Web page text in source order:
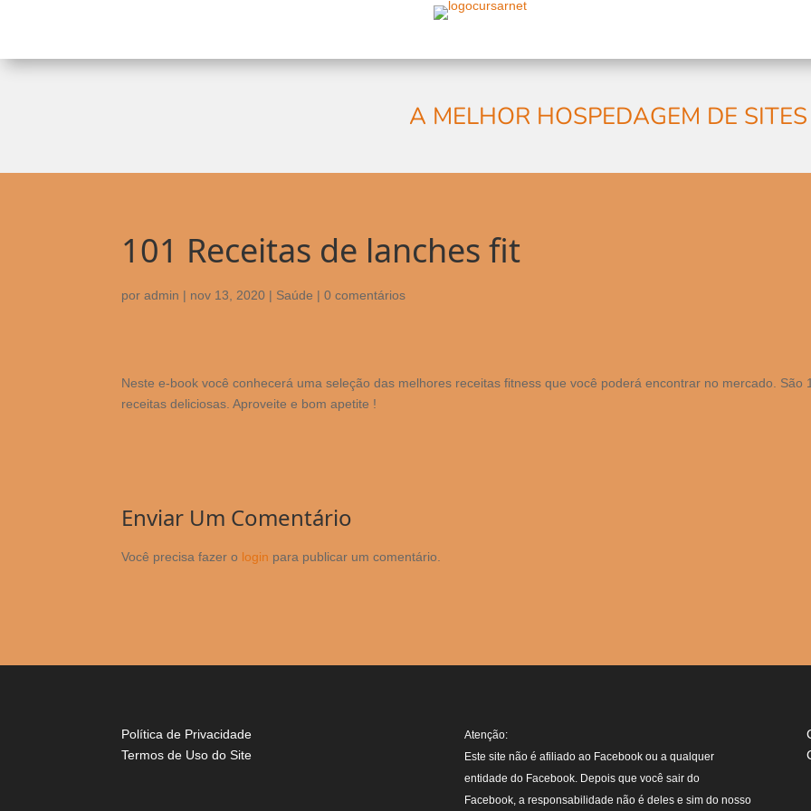
A MELHOR HOSPEDAGEM DE SITES
101 Receitas de lanches fit
poradmin | nov 13, 2020 | Saúde |0 comentários
Neste e-book você conhecerá uma seleção das melhores receitas fitness que você poderá encontrar no mercado. São
receitas deliciosas. Aproveite e bom apetite !
Enviar Um Comentário
Você precisa fazer o login para publicar um comentário.
Política de Privacidade
Termos de Uso do Site
Atenção:
Este site não é afiliado ao Facebook ou a qualquer
entidade do Facebook. Depois que você sair do
Facebook, a responsabilidade não é deles e sim do nosso